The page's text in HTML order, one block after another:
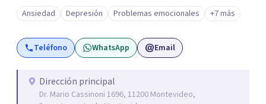
Ansiedad Depresión Problemas emocionales +7 más
Teléfono WhatsApp Email
Dirección principal
Dr. Mario Cassinoni 1696, 11200 Montevideo,